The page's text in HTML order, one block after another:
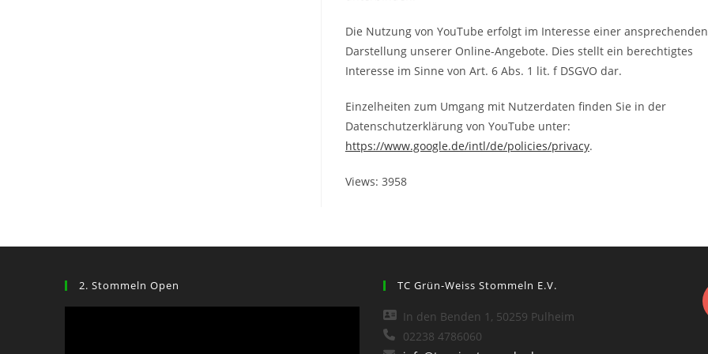
Die Nutzung von YouTube erfolgt im Interesse einer ansprechenden
Darstellung unserer Online-Angebote. Dies stellt ein berechtigtes
Interesse im Sinne von Art. 6 Abs. 1 lit. f DSGVO dar.
Einzelheiten zum Umgang mit Nutzerdaten finden Sie in der
Datenschutzerklärung von YouTube unter:
https://www.google.de/intl/de/policies/privacy.
Views: 3958
2. Stommeln Open TC Grün-Weiss Stommeln E.V.
In den Benden 1, 50259 Pulheim
02238 4786060